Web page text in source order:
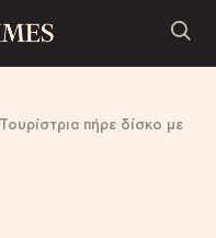
πήρε δίσκο με